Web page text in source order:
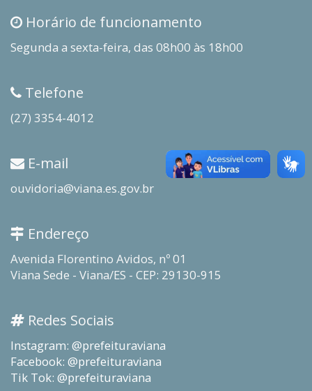
Horário de funcionamento
Segunda a sexta-feira, das 08h00 às 18h00
Telefone
(27) 3354-4012
E-mail
ouvidoria@viana.es.gov.br
Endereço
Avenida Florentino Avidos, nº 01
Viana Sede - Viana/ES - CEP: 29130-915
Redes Sociais
Instagram: @prefeituraviana
Facebook: @prefeituraviana
Tik Tok: @prefeituraviana